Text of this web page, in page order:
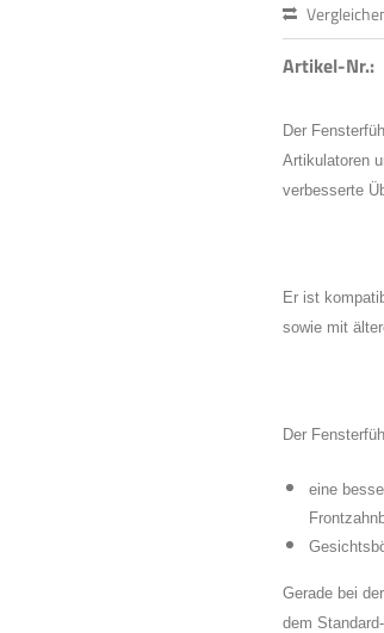
Artikel-Nr.:
Der
Artikulatoren
verbesserte
Er ist
sowie mit
Der
eine
Gerade bei
dem